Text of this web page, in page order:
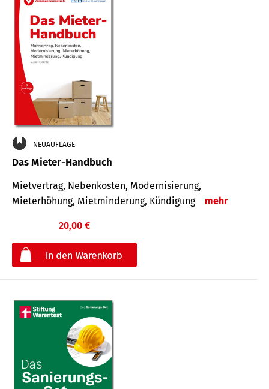
NEUAUFLAGE
Das Mieter-Handbuch
Mietvertrag, Nebenkosten, Modernisierung,
Mieterhöhung, Mietminderung, Kündigung
mehr
20,00 €